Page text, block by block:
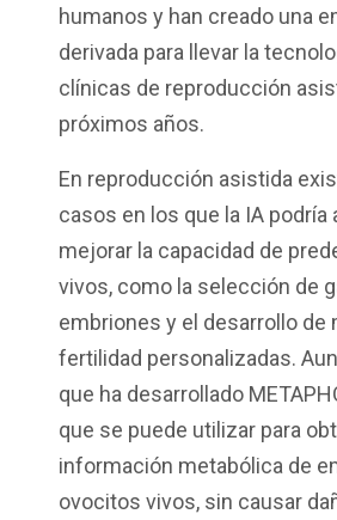
humanos y han creado una
derivada para llevar la
clínicas de reproducción
próximos años.
En reproducción asistida
casos en los que la IA podría
mejorar la capacidad de
vivos, como la selección de
embriones y el desarrollo de
fertilidad personalizadas.
que ha desarrollado
que se puede utilizar para
información metabólica de
ovocitos vivos, sin causar